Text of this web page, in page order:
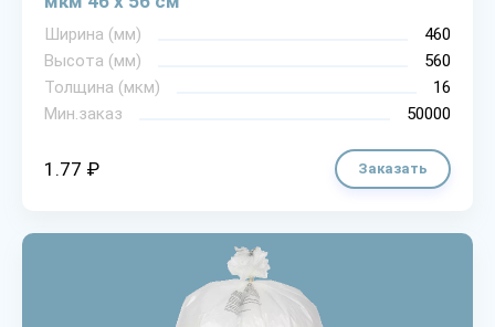
Ширина (мм)
460
Высота (мм)
560
Толщина (мкм)
16
Мин.заказ
50000
1.77 ₽ Заказать